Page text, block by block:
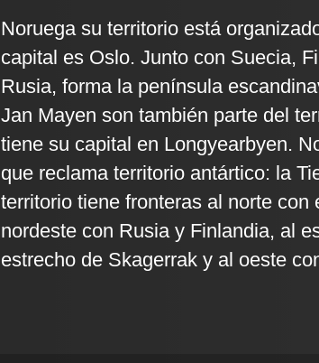
Noruega su territorio está
capital es Oslo. Junto con Suecia,
Rusia, forma la península
Jan Mayen son también parte del
tiene su capital en Longyearbyen.
que reclama territorio antártico: la
territorio tiene fronteras al norte con
nordeste con Rusia y Finlandia, al
estrecho de Skagerrak y al oeste